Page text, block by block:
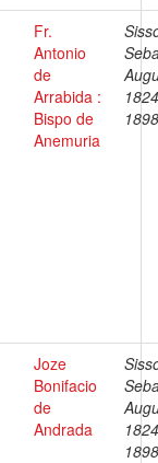
Fr.
Antonio
de
Arrabida :
Bispo de
Anemuria
1898
Joze
Bonifacio
de
Andrada
1898